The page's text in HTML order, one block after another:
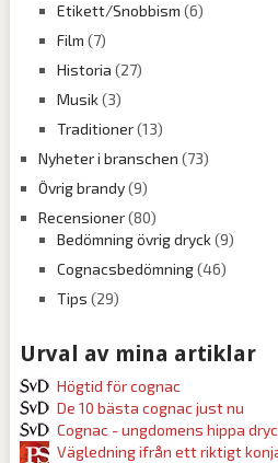
Etikett/Snobbism (6)
Film (7)
Historia (27)
Musik(3)
Traditioner(13)
Nyheter i branschen (73)
Övrig brandy(9)
Recensioner(80)
Bedömning övrig dryck(9)
Cognacsbedömning(46)
Tips (29)
Urval av mina artiklar
Högtid för cognac
De 10 bästa cognac just nu
Cognac - ungdomens hippa
Vägledning ifrån ett riktigt